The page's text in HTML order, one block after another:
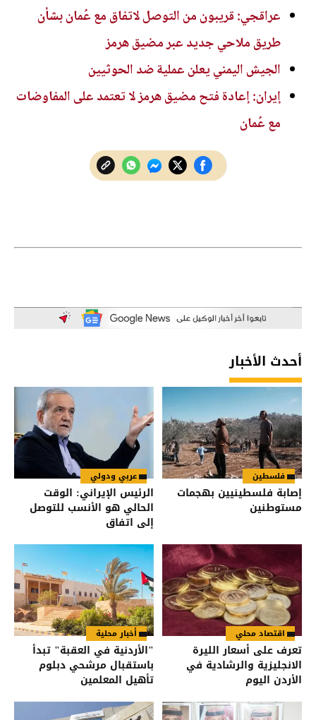
عراقجي: قريبون من التوصل لاتفاق مع عُمان بشأن
طريق ملاحي جديد عبر مضيق هرمز
الجيش اليمني يعلن عملية ضد الحوثيين
إيران: إعادة فتح مضيق هرمز لا تعتمد على المفاوضات
مع عُمان
أحدث الأخبار
فلسطين
إصابة فلسطينيين بهجمات
مستوطنين
عربي ودولي
الرئيس الإيراني: الوقت
الحالي هو الأنسب للتوصل
إلى اتفاق
اقتصاد محلي
تعرف على أسعار الليرة
الانجليزية والرشادية في
الأردن اليوم
أخبار محلية
"الأردنية في العقبة" تبدأ
باستقبال مرشحي دبلوم
تأهيل المعلمين